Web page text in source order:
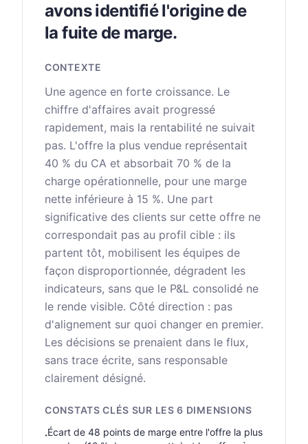
avons identifié l'origine de
la fuite de marge.
CONTEXTE
Une agence en forte croissance. Le
chiffre d'affaires avait progressé
rapidement, mais la rentabilité ne suivait
pas. L'offre la plus vendue représentait
40 % du CA et absorbait 70 % de la
charge opérationnelle, pour une marge
nette inférieure à 15 %. Une part
significative des clients sur cette offre ne
correspondait pas au profil cible : ils
partent tôt, mobilisent les équipes de
façon disproportionnée, dégradent les
indicateurs, sans que le P&L consolidé ne
le rende visible. Côté direction : pas
d'alignement sur quoi changer en premier.
Les décisions se prenaient dans le flux,
sans trace écrite, sans responsable
clairement désigné.
CONSTATS CLÉS SUR LES 6 DIMENSIONS
·Écart de 48 points de marge entre l'offre la plus